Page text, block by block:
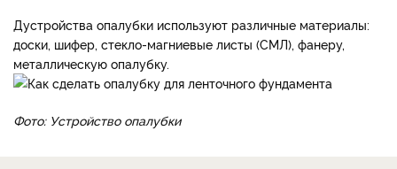
Дустройства опалубки ис­пользуют различные материа­лы:
доски, шифер, стекло-маг­ниевые листы (СМЛ), фанеру,
металлическую опалубку.
Фото: Устройство опалубки